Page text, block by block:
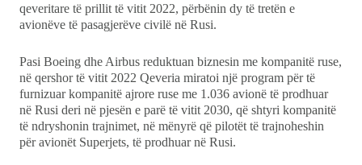
qeveritare të prillit të vitit 2022, përbënin dy të tretën e
avionëve të pasagjerëve civilë në Rusi.
Pasi Boeing dhe Airbus reduktuan biznesin me kompanitë ruse,
në qershor të vitit 2022 Qeveria miratoi një program për të
furnizuar kompanitë ajrore ruse me 1.036 avionë të prodhuar
në Rusi deri në pjesën e parë të vitit 2030, që shtyri kompanitë
të ndryshonin trajnimet, në mënyrë që pilotët të trajnoheshin
për avionët Superjets, të prodhuar në Rusi.